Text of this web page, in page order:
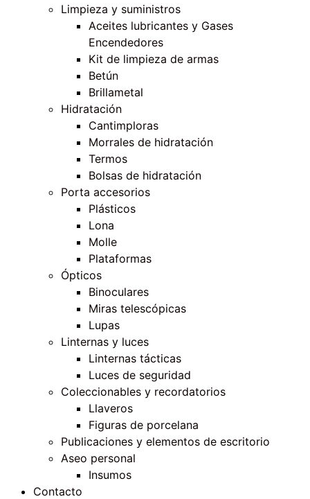
Limpieza y suministros
Aceites lubricantes y Gases
Encendedores
Kit de limpieza de armas
Betún
Brillametal
Hidratación
Cantimploras
Morrales de hidratación
Termos
Bolsas de hidratación
Porta accesorios
Plásticos
Lona
Molle
Plataformas
Ópticos
Binoculares
Miras telescópicas
Lupas
Linternas y luces
Linternas tácticas
Luces de seguridad
Coleccionables y recordatorios
Llaveros
Figuras de porcelana
Publicaciones y elementos de escritorio
Aseo personal
Insumos
Contacto